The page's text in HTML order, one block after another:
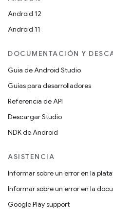
Android 12
Android 11
DOCUMENTACIÓN Y
Guía de Android Studio
Guías para desarrolladores
Referencia de API
Descargar Studio
NDK de Android
ASISTENCIA
Informar sobre un error en la
Informar sobre un error en la
Google Play support